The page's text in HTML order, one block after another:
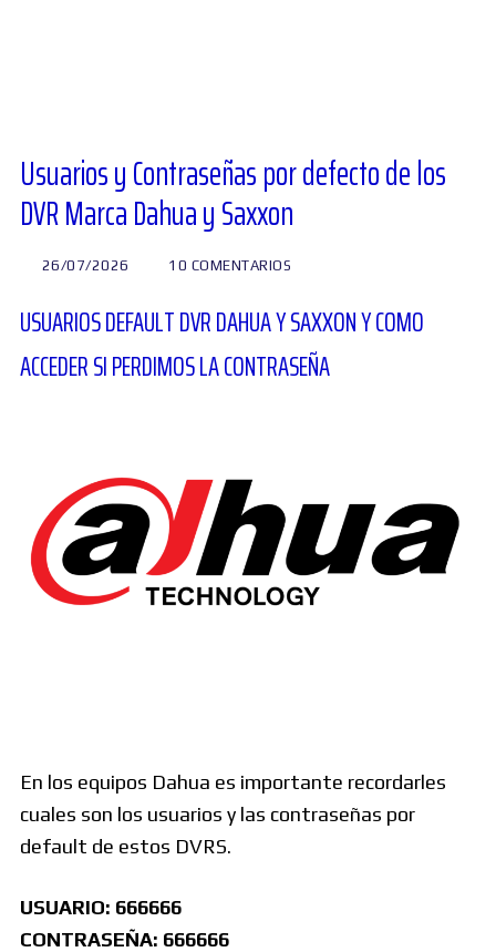
Foros
Buscar:
Usuarios y Contraseñas por defecto de los
DVR Marca Dahua y Saxxon
26/07/2026 10 COMENTARIOS
USUARIOS DEFAULT DVR DAHUA Y SAXXON Y COMO
ACCEDER SI PERDIMOS LA CONTRASEÑA
En los equipos Dahua es importante recordarles
cuales son los usuarios y las contraseñas por
default de estos DVRS.
USUARIO: 666666
CONTRASEÑA: 666666